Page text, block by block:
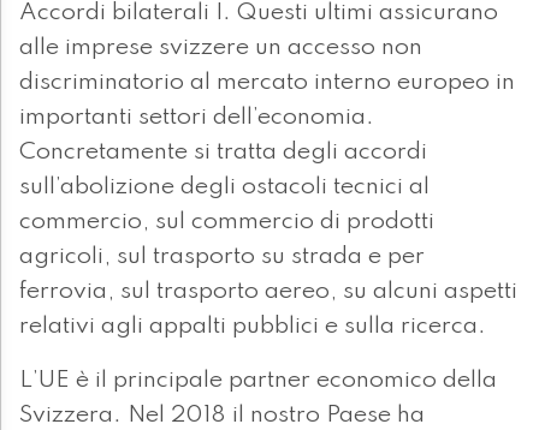
Accordi bilaterali I. Questi ultimi assicurano
alle imprese svizzere un accesso non
discriminatorio al mercato interno europeo in
importanti settori dell’economia.
Concretamente si tratta degli accordi
sull’abolizione degli ostacoli tecnici al
commercio, sul commercio di prodotti
agricoli, sul trasporto su strada e per
ferrovia, sul trasporto aereo, su alcuni aspetti
relativi agli appalti pubblici e sulla ricerca.
L’UE è il principale partner economico della
Svizzera. Nel 2018 il nostro Paese ha